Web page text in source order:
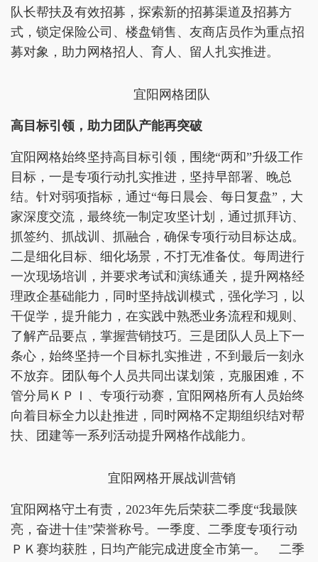
队长帮扶及有效招募，探索新的招募渠道及招募方
式，锁定保险公司、楼盘销售、友商店员作为重点招
募对象，助力网格招人、育人、留人扎实推进。
宜阳网格团队
高目标引领，助力团队产能再突破
宜阳网格始终坚持高目标引领，围绕“两和”升级工作
目标，一是专项行动扎实推进，坚持早部署、晚总
结。针对弱项指标，通过“每日晨会、每日复盘”，大
家深度交流，最终统一制定攻坚计划，通过抓拜访、
抓签约、抓战训、抓融合，确保专项行动目标达成。
二是细化目标、细化场景，不打无准备仗。每周进行
一次现场培训，并要求考试和演练通关，提升网格经
理政企基础能力，同时坚持战训模式，强化学习，以
干促学，提升能力，在实践中熟悉业务流程和规则、
了解产品要点，掌握营销技巧。三是团队人员上下一
条心，始终坚持一个目标扎实推进，不到最后一刻永
不放弃。团队每个人员共同出谋划策，克服困难，不
管分局ＫＰＩ、专项行动赛，宜阳网格所有人员始终
向着目标全力以赴推进，同时网格不定期组织结对帮
扶、团建等一系列活动提升网格作战能力。
宜阳网格开展战训营销
宜阳网格守土有责，2023年先后荣获二季度“我最陕
亮，奋进十佳”荣誉称号。一季度、二季度专项行动
ＰＫ赛均获胜，日均产能完成进度全市第一。 二季